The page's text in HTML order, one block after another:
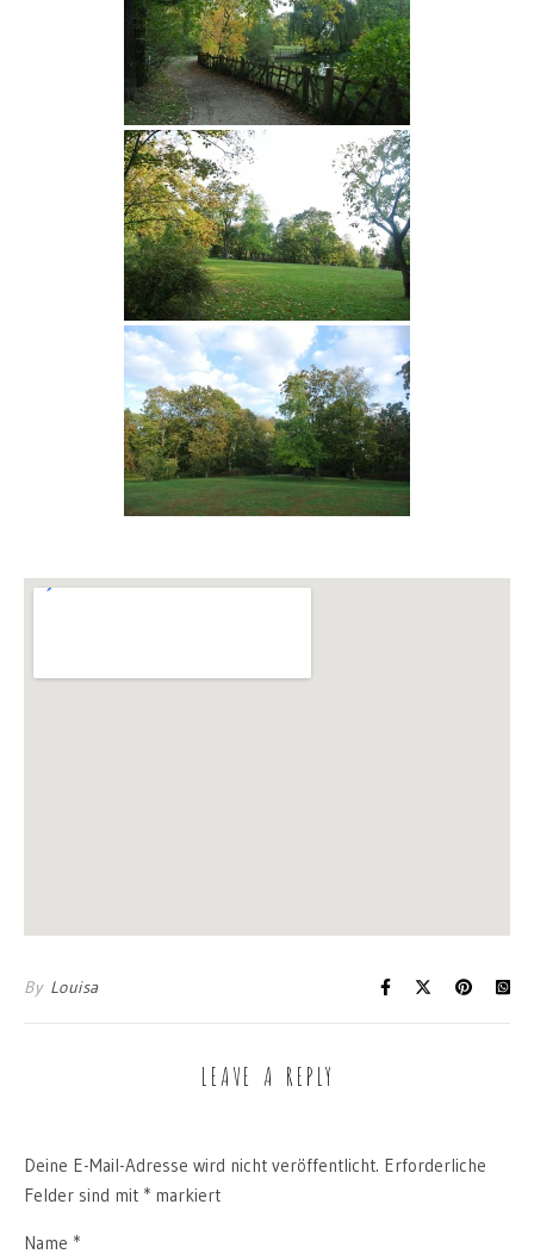
By Louisa
LEAVE A REPLY
Deine E-Mail-Adresse wird nicht veröffentlicht. Erforderliche
Felder sind mit * markiert
Name *